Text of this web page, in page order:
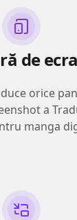
de
orice
a
manga